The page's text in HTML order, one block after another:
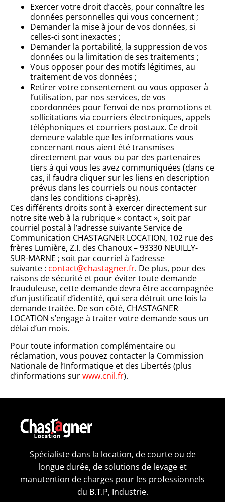
Exercer votre droit d’accès, pour connaître les
données personnelles qui vous concernent ;
Demander la mise à jour de vos données, si
celles-ci sont inexactes ;
Demander la portabilité, la suppression de vos
données ou la limitation de ses traitements ;
Vous opposer pour des motifs légitimes, au
traitement de vos données ;
Retirer votre consentement ou vous opposer à
l’utilisation, par nos services, de vos
coordonnées pour l’envoi de nos promotions et
sollicitations via courriers électroniques, appels
téléphoniques et courriers postaux. Ce droit
demeure valable que les informations vous
concernant nous aient été transmises
directement par vous ou par des partenaires
tiers à qui vous les avez communiquées (dans ce
cas, il faudra cliquer sur les liens en description
prévus dans les courriels ou nous contacter
dans les conditions ci-après).
Ces différents droits sont à exercer directement sur
notre site web à la rubrique « contact », soit par
courriel postal à l’adresse suivante Service de
Communication CHASTAGNER LOCATION, 102 rue des
frères Lumière, Z.I. des Chanoux – 93330 NEUILLY-
SUR-MARNE ; soit par courriel à l’adresse
suivante : contact@chastagner.fr. De plus, pour des
raisons de sécurité et pour éviter toute demande
frauduleuse, cette demande devra être accompagnée
d’un justificatif d’identité, qui sera détruit une fois la
demande traitée. De son côté, CHASTAGNER
LOCATION s’engage à traiter votre demande sous un
délai d’un mois.
Pour toute information complémentaire ou
réclamation, vous pouvez contacter la Commission
Nationale de l’Informatique et des Libertés (plus
d’informations surwww.cnil.fr).
Spécialiste dans la location, de courte ou de
longue durée, de solutions de levage et
manutention de charges pour les professionnels
du B.T.P, Industrie.